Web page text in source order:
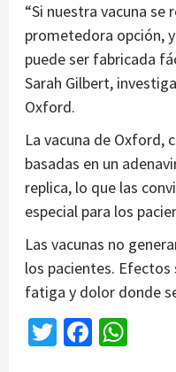
“Si nuestra vacuna se
prometedora opción,
puede ser fabricada
Sarah Gilbert,
Oxford.
La vacuna de Oxford,
basadas en un
replica, lo que las
especial para los
Las vacunas no
los pacientes.
fatiga y dolor donde
Twitter